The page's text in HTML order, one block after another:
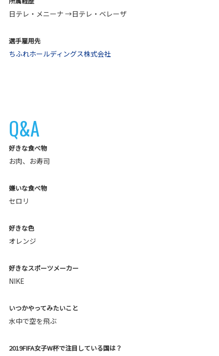
日テレ・メニーナ →日テレ・ベレーザ
選手雇用先
ちふれホールディングス株式会社
Q&A
好きな食べ物
お肉、お寿司
嫌いな食べ物
セロリ
好きな色
オレンジ
好きなスポーツメーカー
NIKE
いつかやってみたいこと
水中で空を飛ぶ
2019FIFA女子W杯で注目している国は？